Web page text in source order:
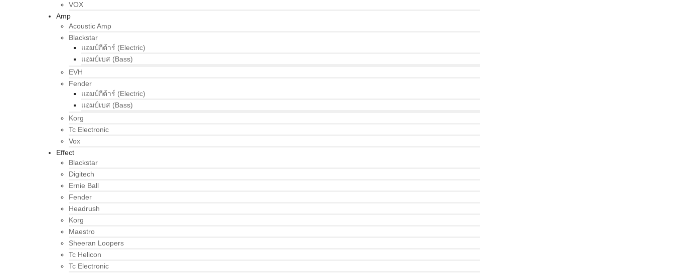
VOX
Amp
Acoustic Amp
Blackstar
แอมป์กีต้าร์ (Electric)
แอมป์เบส (Bass)
EVH
Fender
แอมป์กีต้าร์ (Electric)
แอมป์เบส (Bass)
Korg
Tc Electronic
Vox
Effect
Blackstar
Digitech
Ernie Ball
Fender
Headrush
Korg
Maestro
Sheeran Loopers
Tc Helicon
Tc Electronic